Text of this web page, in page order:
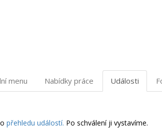
menu Nabídky práce Události
přehledu událostí. Po schválení ji vystavíme.